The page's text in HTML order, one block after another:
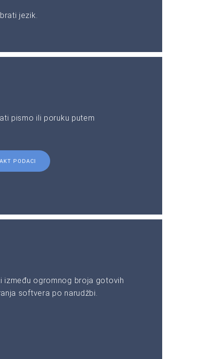
jezik.
pismo ili poruku putem
PODACI
između ogromnog broja gotovih
softvera po narudžbi.